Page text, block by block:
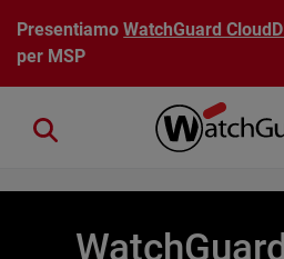
Salta al contenuto principale
PresentiamoWatchGuard
per MSP
Close search